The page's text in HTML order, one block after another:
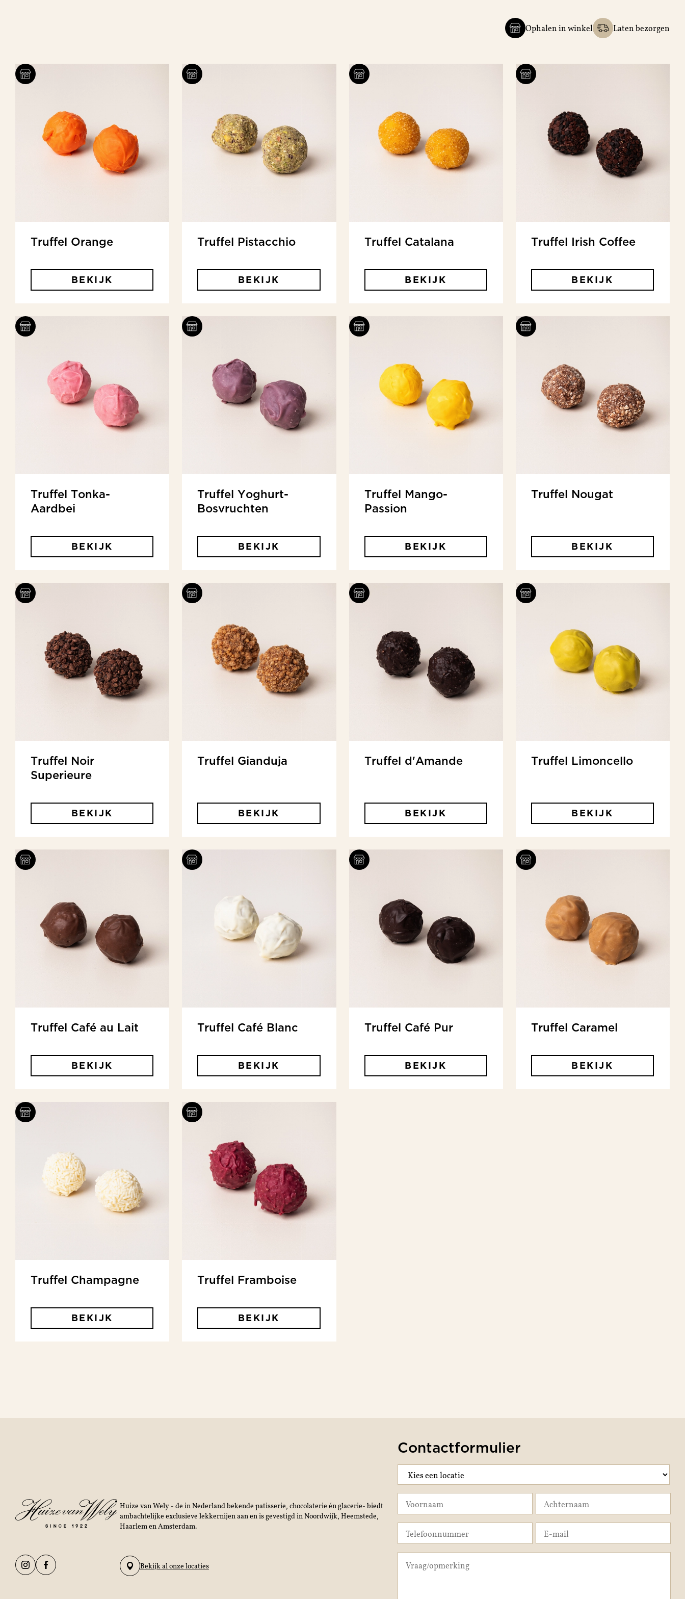
Ophalen in winkel Laten bezorgen
Truffel Orange
BEKIJK
Truffel Pistacchio
BEKIJK
Truffel Catalana
BEKIJK
Truffel Irish Coffee
BEKIJK
Truffel Tonka-
Aardbei
BEKIJK
Truffel Yoghurt-
Bosvruchten
BEKIJK
Truffel Mango-
Passion
BEKIJK
Truffel Nougat
BEKIJK
Truffel Noir
Superieure
BEKIJK
Truffel Gianduja
BEKIJK
Truffel d'Amande
BEKIJK
Truffel Limoncello
BEKIJK
Truffel Café au Lait
BEKIJK
Truffel Café Blanc
BEKIJK
Truffel Café Pur
BEKIJK
Truffel Caramel
BEKIJK
Truffel Champagne
BEKIJK
Truffel Framboise
BEKIJK
Huize van Wely - de in Nederland bekende patisserie, chocolaterie én glacerie- biedt
ambachtelijke exclusieve lekkernijen aan en is gevestigd in Noordwijk, Heemstede,
Haarlem en Amsterdam.
Bekijk al onze locaties
Contactformulier